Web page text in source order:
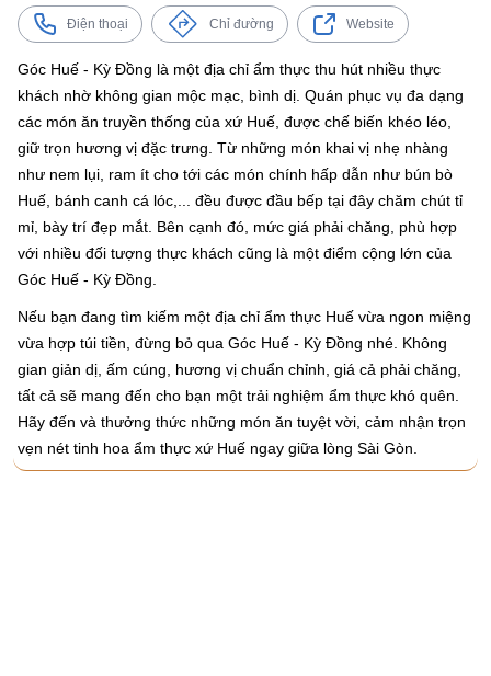
Điện thoại Chỉ đường Website
Góc Huế - Kỳ Đồng là một địa chỉ ẩm thực thu hút nhiều thực
khách nhờ không gian mộc mạc, bình dị. Quán phục vụ đa dạng
các món ăn truyền thống của xứ Huế, được chế biến khéo léo,
giữ trọn hương vị đặc trưng. Từ những món khai vị nhẹ nhàng
như nem lụi, ram ít cho tới các món chính hấp dẫn như bún bò
Huế, bánh canh cá lóc,... đều được đầu bếp tại đây chăm chút tỉ
mỉ, bày trí đẹp mắt. Bên cạnh đó, mức giá phải chăng, phù hợp
với nhiều đối tượng thực khách cũng là một điểm cộng lớn của
Góc Huế - Kỳ Đồng.
Nếu bạn đang tìm kiếm một địa chỉ ẩm thực Huế vừa ngon miệng
vừa hợp túi tiền, đừng bỏ qua Góc Huế - Kỳ Đồng nhé. Không
gian giản dị, ấm cúng, hương vị chuẩn chỉnh, giá cả phải chăng,
tất cả sẽ mang đến cho bạn một trải nghiệm ẩm thực khó quên.
Hãy đến và thưởng thức những món ăn tuyệt vời, cảm nhận trọn
vẹn nét tinh hoa ẩm thực xứ Huế ngay giữa lòng Sài Gòn.